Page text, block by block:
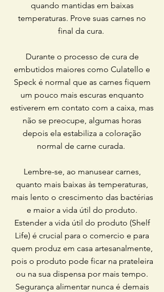
quando mantidas em baixas
temperaturas. Prove suas carnes no
final da cura.
Durante o processo de cura de
embutidos maiores como Culatello e
Speck é normal que as carnes fiquem
um pouco mais escuras enquanto
estiverem em contato com a caixa, mas
não se preocupe, algumas horas
depois ela estabiliza a coloração
normal de carne curada.
Lembre-se, ao manusear carnes,
quanto mais baixas às temperaturas,
mais lento o crescimento das bactérias
e maior a vida útil do produto.
Estender a vida útil do produto (Shelf
Life) é crucial para o comercio e para
quem produz em casa artesanalmente,
pois o produto pode ficar na prateleira
ou na sua dispensa por mais tempo.
Segurança alimentar nunca é demais